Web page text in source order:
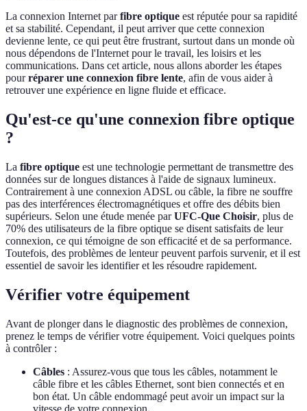
La connexion Internet parfibre optique est réputée pour sa rapidité
et sa stabilité. Cependant, il peut arriver que cette connexion
devienne lente, ce qui peut être frustrant, surtout dans un monde où
nous dépendons de l'Internet pour le travail, les loisirs et les
communications. Dans cet article, nous allons aborder les étapes
pourréparer une connexion fibre lente, afin de vous aider à
retrouver une expérience en ligne fluide et efficace.
Qu'est-ce qu'une connexion fibre optique
?
La fibre optique est une technologie permettant de transmettre des
données sur de longues distances à l'aide de signaux lumineux.
Contrairement à une connexion ADSL ou câble, la fibre ne souffre
pas des interférences électromagnétiques et offre des débits bien
supérieurs. Selon une étude menée parUFC-Que Choisir, plus de
70% des utilisateurs de la fibre optique se disent satisfaits de leur
connexion, ce qui témoigne de son efficacité et de sa performance.
Toutefois, des problèmes de lenteur peuvent parfois survenir, et il est
essentiel de savoir les identifier et les résoudre rapidement.
Vérifier votre équipement
Avant de plonger dans le diagnostic des problèmes de connexion,
prenez le temps de vérifier votre équipement. Voici quelques points
à contrôler :
Câbles : Assurez-vous que tous les câbles, notamment le
câble fibre et les câbles Ethernet, sont bien connectés et en
bon état. Un câble endommagé peut avoir un impact sur la
vitesse de votre connexion.